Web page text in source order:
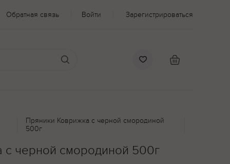
Обратная связь Войти Зарегистрироваться
Пряники Коврижка с черной смородиной
500г
с черной смородиной 500г